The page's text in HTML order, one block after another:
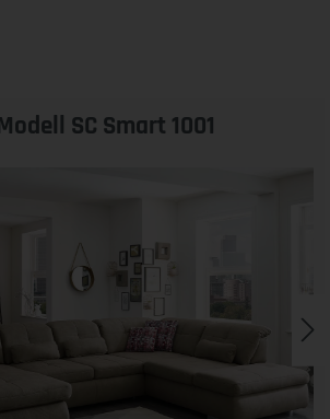
SC Smart 1001